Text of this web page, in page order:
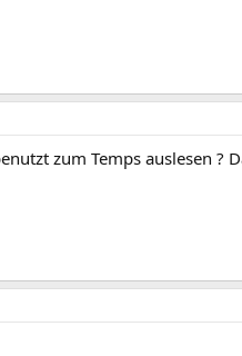
zum Temps auslesen ?